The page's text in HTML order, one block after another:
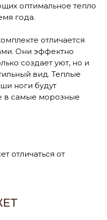
оптимальное тепло
года.
отличается
Они эффектно
создает уют, но и
вид. Теплые
ноги будут
в самые морозные
отличаться от